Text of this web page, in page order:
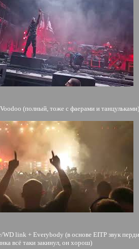
(полный, тоже с фаерами и танцульками)
link + Everybody (в основе EITP звук
всё таки закинул, он хорош)